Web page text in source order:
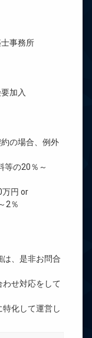
事務所
加入
の場合、例外
の20％～
円 or
2％
、是非お問合
せ対応をして
化して運営し